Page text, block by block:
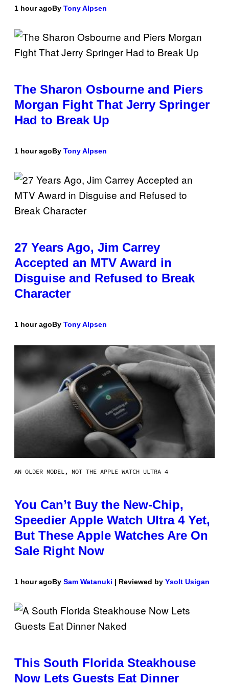
1 hour agoBy Tony Alpsen
The Sharon Osbourne and Piers
Morgan Fight That Jerry Springer
Had to Break Up
1 hour agoBy Tony Alpsen
27 Years Ago, Jim Carrey
Accepted an MTV Award in
Disguise and Refused to Break
Character
1 hour agoBy Tony Alpsen
AN OLDER MODEL, NOT THE APPLE WATCH ULTRA 4
You Can’t Buy the New-Chip,
Speedier Apple Watch Ultra 4 Yet,
But These Apple Watches Are On
Sale Right Now
1 hour agoBy Sam Watanuki | Reviewed by Ysolt Usigan
This South Florida Steakhouse
Now Lets Guests Eat Dinner